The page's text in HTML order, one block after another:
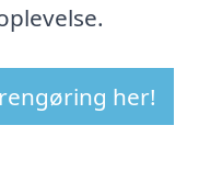
her!